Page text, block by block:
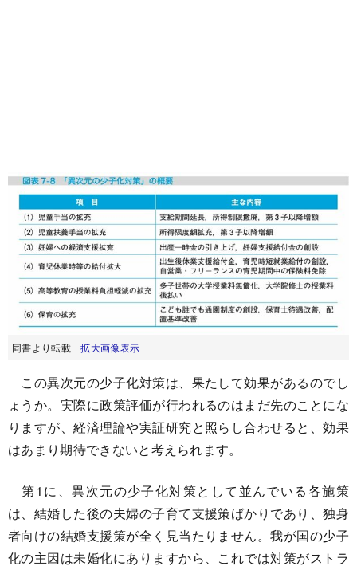
同書より転載拡大画像表示
この異次元の少子化対策は、果たして効果があるのでし
ょうか。実際に政策評価が行われるのはまだ先のことにな
りますが、経済理論や実証研究と照らし合わせると、効果
はあまり期待できないと考えられます。
第1に、異次元の少子化対策として並んでいる各施策
は、結婚した後の夫婦の子育て支援策ばかりであり、独身
者向けの結婚支援策が全く見当たりません。我が国の少子
化の主因は未婚化にありますから、これでは対策がストラ